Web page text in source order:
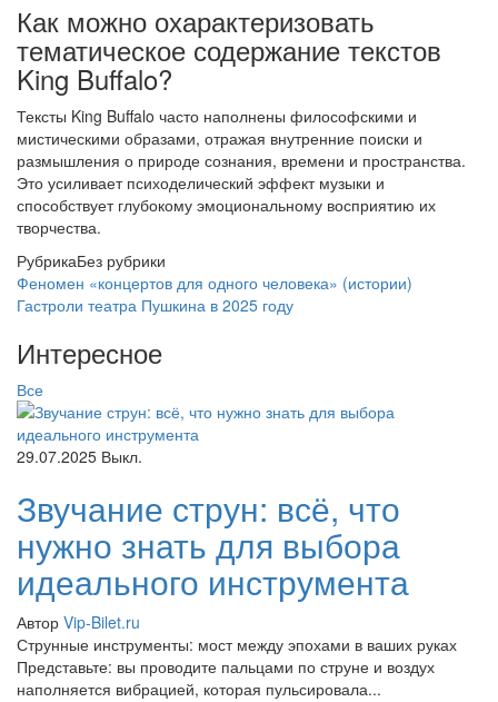
Как можно охарактеризовать
тематическое содержание текстов
King Buffalo?
Тексты King Buffalo часто наполнены философскими и
мистическими образами, отражая внутренние поиски и
размышления о природе сознания, времени и пространства.
Это усиливает психоделический эффект музыки и
способствует глубокому эмоциональному восприятию их
творчества.
РубрикаБез рубрики
Феномен «концертов для одного человека» (истории)
Гастроли театра Пушкина в 2025 году
Интересное
Все
29.07.2025 Выкл.
Звучание струн: всё, что
нужно знать для выбора
идеального инструмента
Автор Vip-Bilet.ru
Струнные инструменты: мост между эпохами в ваших руках
Представьте: вы проводите пальцами по струне и воздух
наполняется вибрацией, которая пульсировала...